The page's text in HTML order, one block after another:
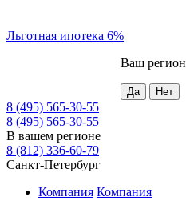
Льготная ипотека 6%
Ваш регион
8 (495) 565-30-55
8 (495) 565-30-55
В вашем регионе
8 (812) 336-60-79
Санкт-Петербург
Компания Компания